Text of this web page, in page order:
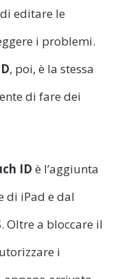
editare le
i problemi.
, poi, è la stessa
di fare dei
ID è l’aggiunta
di iPad e dal
Oltre a bloccare il
i